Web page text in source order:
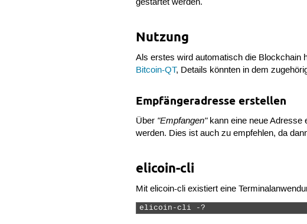
gestartet werden.
Nutzung
Als erstes wird automatisch die Blockchain
Bitcoin-QT, Details könnten in dem
Empfängeradresse erstellen
Über "Empfangen"kann eine neue Adresse
werden. Dies ist auch zu empfehlen, da
elicoin-cli
Mit elicoin-cli existiert eine
elicoin-cli -?